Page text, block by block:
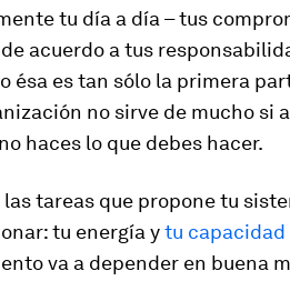
tu día a día – tus
acuerdo a tus
ésa es tan sólo la primera
no sirve de mucho si
haces lo que debes hacer.
tareas que propone tu
tu energía ytu capacidad
va a depender en buena